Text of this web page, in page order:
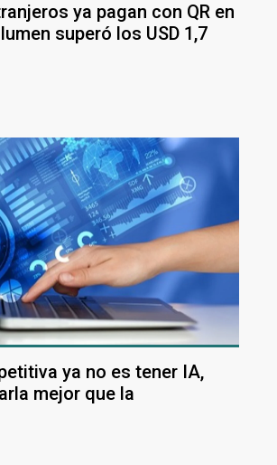
ya pagan con QR en
superó los USD 1,7
ya no es tener IA,
mejor que la